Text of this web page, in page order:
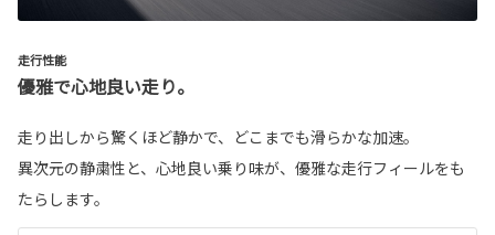
走行性能
優雅で心地良い走り。
走り出しから驚くほど静かで、どこまでも滑らかな加速。
異次元の静粛性と、心地良い乗り味が、優雅な走行フィールをも
たらします。